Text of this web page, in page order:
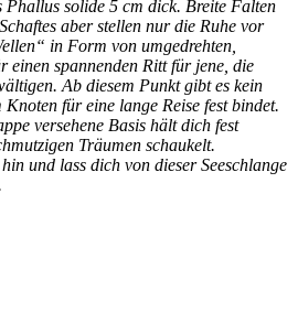
Phallus solide 5 cm dick. Breite Falten
aber stellen nur die Ruhe vor
in Form von umgedrehten,
einen spannenden Ritt für jene, die
Ab diesem Punkt gibt es kein
für eine lange Reise fest bindet.
versehene Basis hält dich fest
Träumen schaukelt.
und lass dich von dieser Seeschlange